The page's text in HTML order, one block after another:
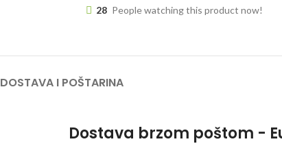
28 People watching this product now!
DOSTAVA I POŠTARINA
Dostava brzom poštom -